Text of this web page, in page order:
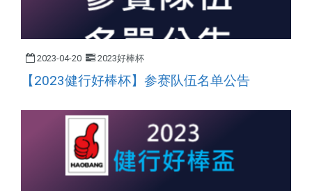
2023-04-20 2023好棒杯
【2023健行好棒杯】参赛队伍名单公告